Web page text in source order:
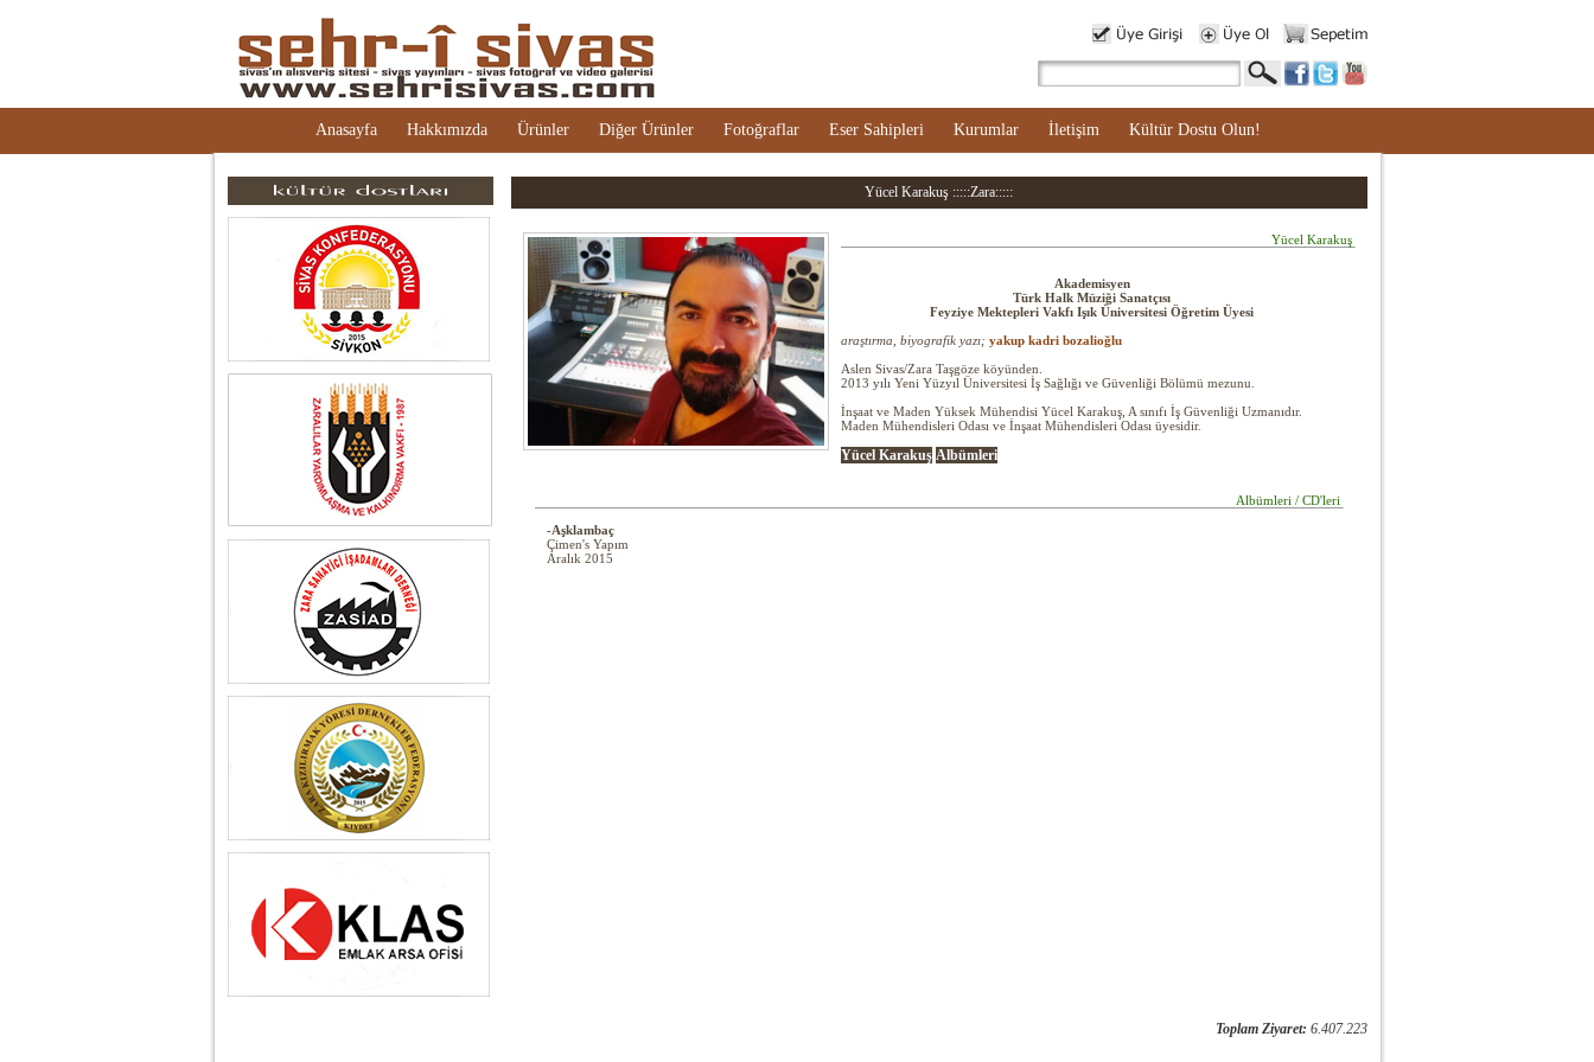
Anasayfa Hakkımızda Ürünler Diğer Ürünler Fotoğraflar Eser Sahipleri Kurumlar İletişim Kültür Dostu Olun!
Yücel Karakuş :::::Zara:::::
Yücel Karakuş
Akademisyen
Türk Halk Müziği Sanatçısı
Feyziye Mektepleri Vakfı Işık Üniversitesi Öğretim Üyesi
araştırma, biyografik yazı; yakup kadri bozalioğlu
Aslen Sivas/Zara Taşgöze köyünden.
2013 yılı Yeni Yüzyıl Üniversitesi İş Sağlığı ve Güvenliği Bölümü mezunu.
İnşaat ve Maden Yüksek Mühendisi Yücel Karakuş, A sınıfı İş Güvenliği Uzmanıdır.
Maden Mühendisleri Odası ve İnşaat Mühendisleri Odası üyesidir.
Yücel Karakuş Albümleri
Albümleri / CD'leri
-Aşklambaç
Çimen's Yapım
Aralık 2015
Toplam Ziyaret: 6.407.223